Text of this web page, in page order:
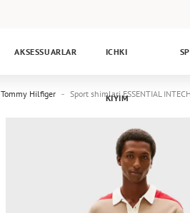
AKSESSUARLAR ICHKI
KIYIM
Tommy Hilfiger Sport shimlari ESSENTIAL